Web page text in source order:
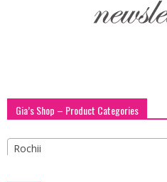
Gia’s Shop – Product Categories
Rochii